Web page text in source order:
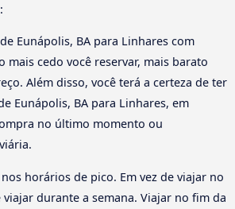
Eunápolis, BA para Linhares com
mais cedo você reservar, mais barato
Além disso, você terá a certeza de ter
Eunápolis, BA para Linhares, em
no último momento ou
horários de pico. Em vez de viajar no
durante a semana. Viajar no fim da